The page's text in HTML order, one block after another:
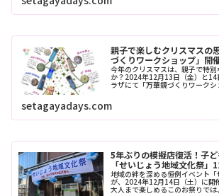
親子で楽しむクリスマスの
づくりワークショップ」開
今年のクリスマスは、親子で特
か？2024年12月13日（金）と
ラザにて「万華鏡づくりワーク
7種類のカラフルなデザインから
setagayadays.com
5年ぶりの模擬店復活！子
「せいじょう地域文化祭」
地域の絆を深める恒例イベント「
が、2024年12月14日（土）に開
大人まで楽しめるこのお祭りで